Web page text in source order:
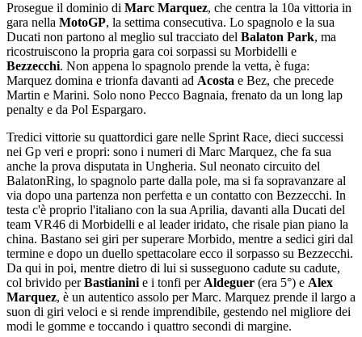
Prosegue il dominio di Marc Marquez, che centra la 10a vittoria in
gara nella MotoGP, la settima consecutiva. Lo spagnolo e la sua
Ducati non partono al meglio sul tracciato del Balaton Park, ma
ricostruiscono la propria gara coi sorpassi su Morbidelli e
Bezzecchi. Non appena lo spagnolo prende la vetta, è fuga:
Marquez domina e trionfa davanti ad Acosta e Bez, che precede
Martin e Marini. Solo nono Pecco Bagnaia, frenato da un long lap
penalty e da Pol Espargaro.
Tredici vittorie su quattordici gare nelle Sprint Race, dieci successi
nei Gp veri e propri: sono i numeri di Marc Marquez, che fa sua
anche la prova disputata in Ungheria. Sul neonato circuito del
BalatonRing, lo spagnolo parte dalla pole, ma si fa sopravanzare al
via dopo una partenza non perfetta e un contatto con Bezzecchi. In
testa c'è proprio l'italiano con la sua Aprilia, davanti alla Ducati del
team VR46 di Morbidelli e al leader iridato, che risale pian piano la
china. Bastano sei giri per superare Morbido, mentre a sedici giri dal
termine e dopo un duello spettacolare ecco il sorpasso su Bezzecchi.
Da qui in poi, mentre dietro di lui si susseguono cadute su cadute,
col brivido perBastianini e i tonfi per Aldeguer (era 5°) e Alex
Marquez, è un autentico assolo per Marc. Marquez prende il largo a
suon di giri veloci e si rende imprendibile, gestendo nel migliore dei
modi le gomme e toccando i quattro secondi di margine.